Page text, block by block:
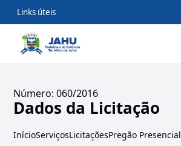
Links úteis
Número: 060/2016
Dados da Licitação
InícioServiçosLicitaçõesPregão Presencial